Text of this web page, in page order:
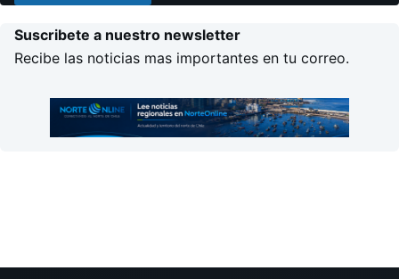
Suscribete a nuestro newsletter
Recibe las noticias mas importantes en tu correo.